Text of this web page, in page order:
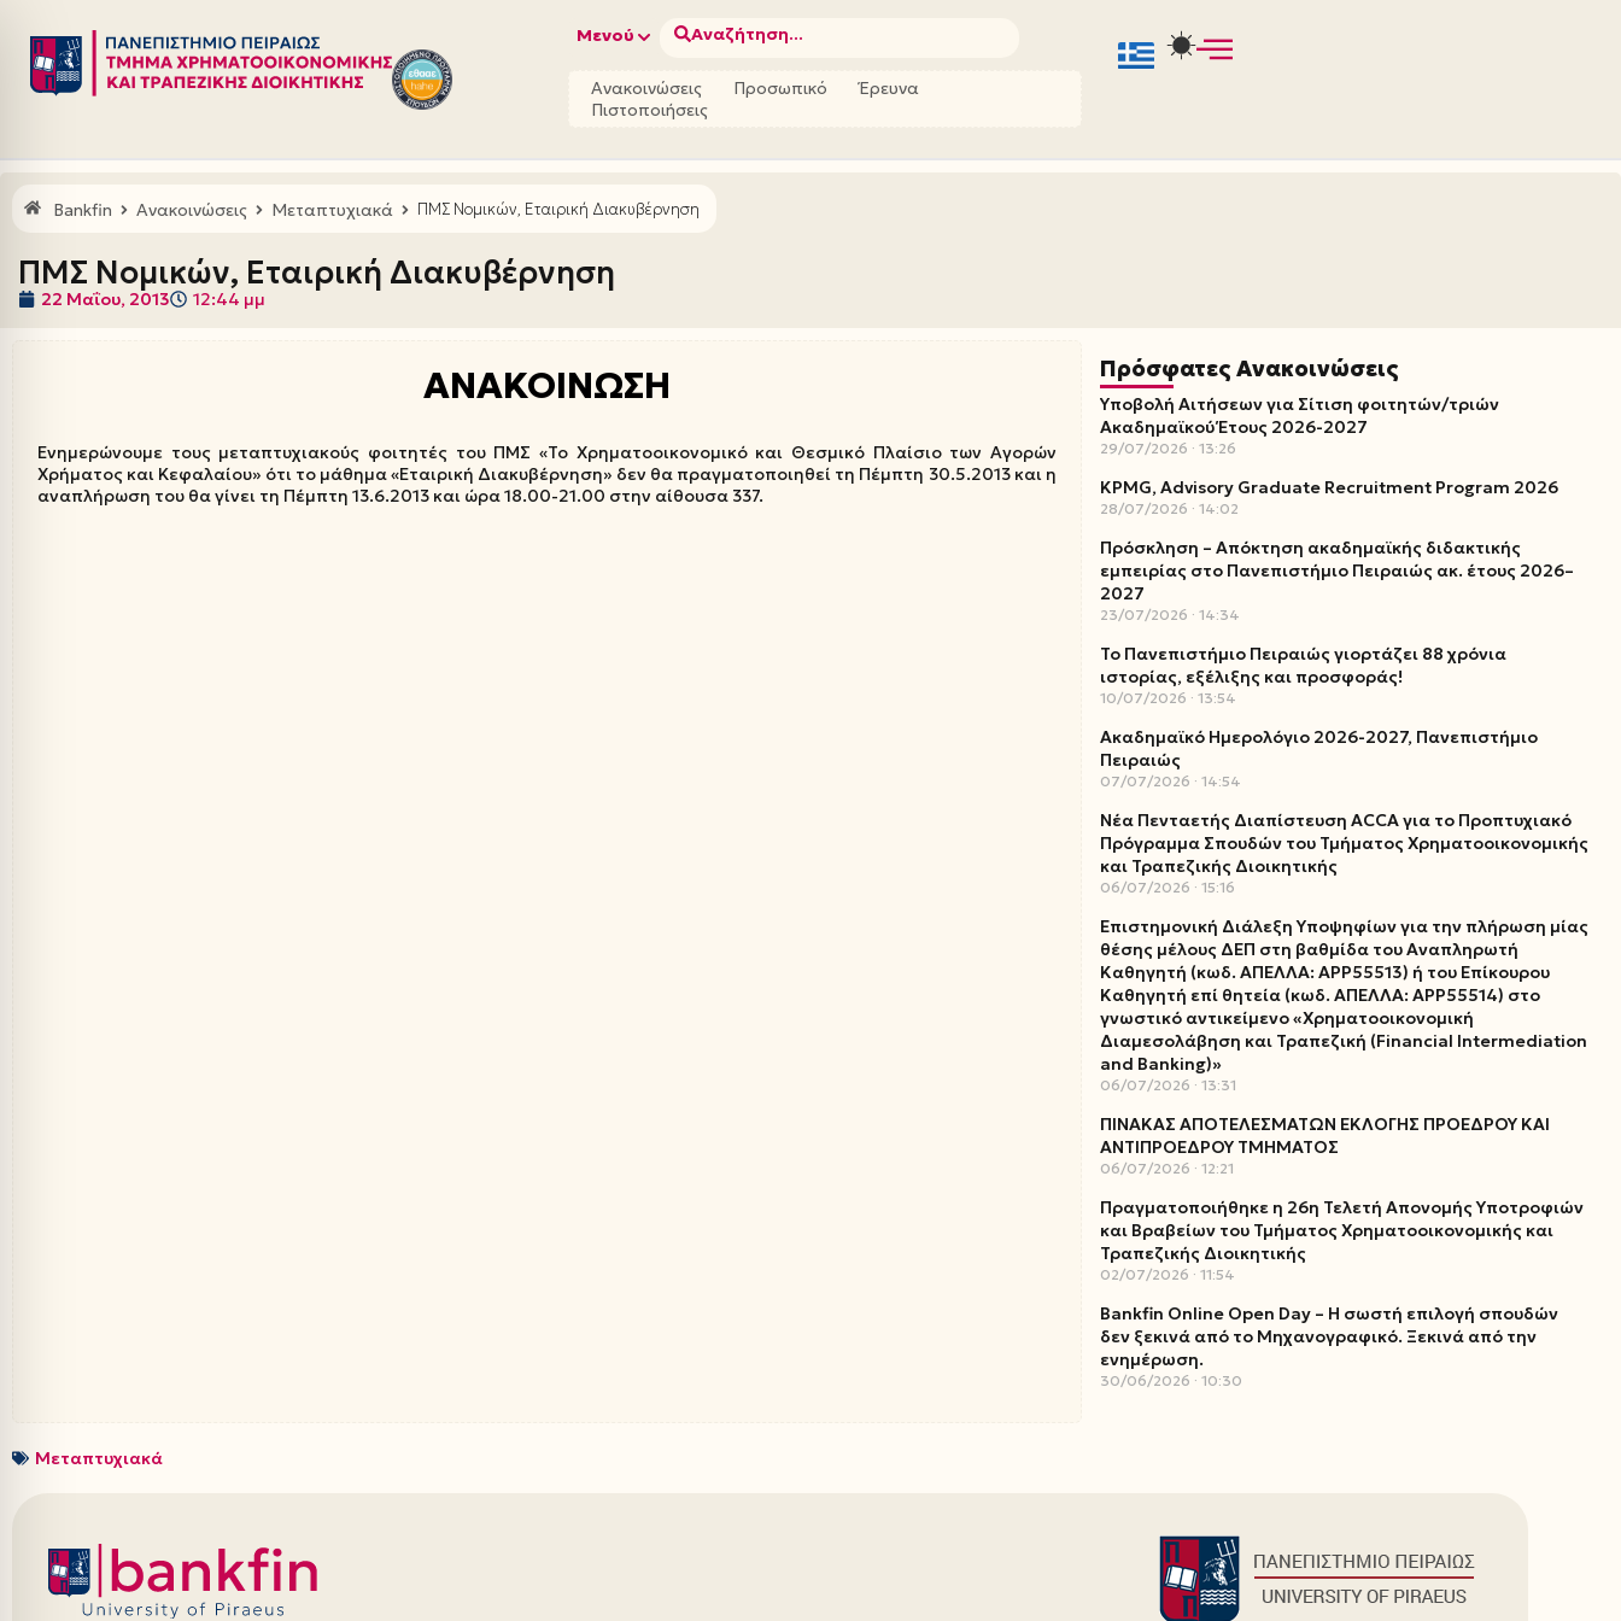
Μεταπηδήστε
στο
Μενού Αναζήτηση...
Ανακοινώσεις Προσωπικό
Έρευνα
Πιστοποιήσεις
Bankfin Ανακοινώσεις Μεταπτυχιακά ΠΜΣ Νομικών, Εταιρική Διακυβέρνηση
ΠΜΣ Νομικών, Εταιρική Διακυβέρνηση
22 Μαΐου, 2013 12:44 μμ
ΑΝΑΚΟΙΝΩΣΗ
Ενημερώνουμε τους μεταπτυχιακούς φοιτητές του ΠΜΣ «Το Χρηματοοικονομικό και Θεσμικό Πλαίσιο των Αγορών
Χρήματος και Κεφαλαίου» ότι το μάθημα «Εταιρική Διακυβέρνηση» δεν θα πραγματοποιηθεί τη Πέμπτη 30.5.2013 και η
αναπλήρωση του θα γίνει τη Πέμπτη 13.6.2013 και ώρα 18.00-21.00 στην αίθουσα 337.
Πρόσφατες Ανακοινώσεις
Υποβολή Αιτήσεων για Σίτιση φοιτητών/τριών
Ακαδημαϊκού Έτους 2026-2027
29/07/2026 13:26
KPMG, Advisory Graduate Recruitment Program 2026
28/07/2026 14:02
Πρόσκληση – Απόκτηση ακαδημαϊκής διδακτικής
εμπειρίας στο Πανεπιστήμιο Πειραιώς ακ. έτους 2026–
2027
23/07/2026 14:34
Το Πανεπιστήμιο Πειραιώς γιορτάζει 88 χρόνια
ιστορίας, εξέλιξης και προσφοράς!
10/07/2026 13:54
Ακαδημαϊκό Ημερολόγιο 2026-2027, Πανεπιστήμιο
Πειραιώς
07/07/2026 14:54
Νέα Πενταετής Διαπίστευση ACCA για το Προπτυχιακό
Πρόγραμμα Σπουδών του Τμήματος Χρηματοοικονομικής
και Τραπεζικής Διοικητικής
06/07/2026 15:16
Επιστημονική Διάλεξη Υποψηφίων για την πλήρωση μίας
θέσης μέλους ΔΕΠ στη βαθμίδα του Αναπληρωτή
Καθηγητή (κωδ. ΑΠΕΛΛΑ: ΑΡΡ55513) ή του Επίκουρου
Καθηγητή επί θητεία (κωδ. ΑΠΕΛΛΑ: ΑΡΡ55514) στο
γνωστικό αντικείμενο «Χρηματοοικονομική
Διαμεσολάβηση και Τραπεζική (Financial Intermediation
and Banking)»
06/07/2026 13:31
ΠΙΝΑΚΑΣ ΑΠΟΤΕΛΕΣΜΑΤΩΝ ΕΚΛΟΓΗΣ ΠΡΟΕΔΡΟΥ ΚΑΙ
ΑΝΤΙΠΡΟΕΔΡΟΥ ΤΜΗΜΑΤΟΣ
06/07/2026 12:21
Πραγματοποιήθηκε η 26η Τελετή Απονομής Υποτροφιών
και Βραβείων του Τμήματος Χρηματοοικονομικής και
Τραπεζικής Διοικητικής
02/07/2026 11:54
Bankfin Online Open Day – Η σωστή επιλογή σπουδών
δεν ξεκινά από το Μηχανογραφικό. Ξεκινά από την
ενημέρωση.
30/06/2026 10:30
Μεταπτυχιακά